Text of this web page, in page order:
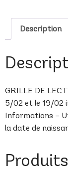
Description
GRILLE DE
5/02 et le 19/02
Informations –
la date de